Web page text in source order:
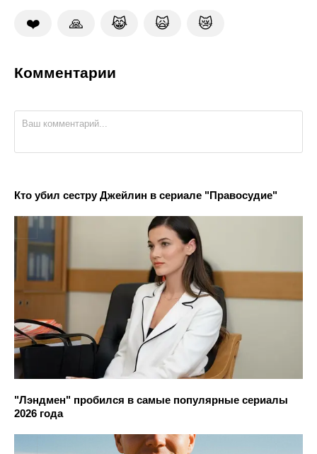
❤️ 🙏 😹 🙀 😿
Комментарии
Кто убил сестру Джейлин в сериале "Правосудие"
"Лэндмен" пробился в самые популярные сериалы
2026 года